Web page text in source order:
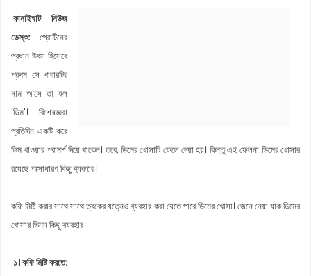
কানাইঘাট নিউজ
ডেস্ক:
প্রোটিনের
প্রধান উৎস হিসেবে
প্রথম সে খাবারটির
নাম আসে তা হল
'ডিম'। বিশেষজ্ঞরা
প্রতিদিন একটি করে
ডিম খাওয়ার পরামর্শ দিয়ে থাকেন। তবে, ডিমের খোসাটি ফেলে দেয়া হয়। কিন্তু এই ফেলনা ডিমের খোসার
রয়েছে অসাধারণ কিছু ব্যবহার।
কফি মিষ্টি করার সাথে সাথে ত্বকের যত্নেও ব্যবহার করা যেতে পারে ডিমের খোসা। জেনে নেয়া যাক ডিমের
খোসার ভিন্ন কিছু ব্যবহার।
১। কফি মিষ্টি করতে: